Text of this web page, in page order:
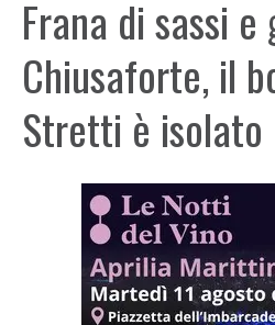
Frana di sassi e
Chiusaforte, il
Stretti è isolato